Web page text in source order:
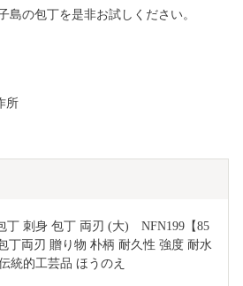
島の包丁を是非お試しください。
所
丁 刺身 包丁 両刃 (大)　NFN199【85
丁両刃 贈り物 朴柄 耐久性 強度 耐水
統的工芸品 ほうのえ